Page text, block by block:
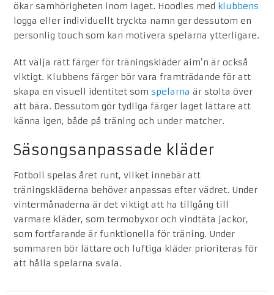
ökar samhörigheten inom laget. Hoodies med klubbens
logga eller individuellt tryckta namn ger dessutom en
personlig touch som kan motivera spelarna ytterligare.
Att välja rätt färger för träningskläder aim’n är också
viktigt. Klubbens färger bör vara framträdande för att
skapa en visuell identitet som spelarna är stolta över
att bära. Dessutom gör tydliga färger laget lättare att
känna igen, både på träning och under matcher.
Säsongsanpassade kläder
Fotboll spelas året runt, vilket innebär att
träningskläderna behöver anpassas efter vädret. Under
vintermånaderna är det viktigt att ha tillgång till
varmare kläder, som termobyxor och vindtäta jackor,
som fortfarande är funktionella för träning. Under
sommaren bör lättare och luftiga kläder prioriteras för
att hålla spelarna svala.